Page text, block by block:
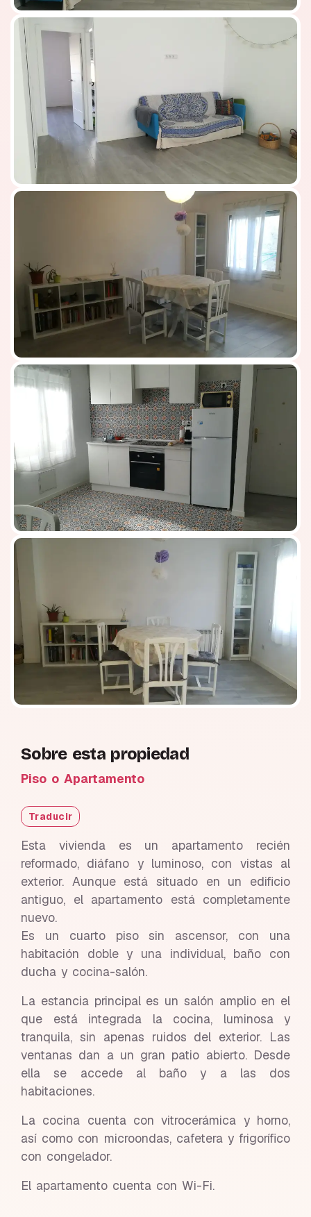
Sobre esta propiedad
Piso o Apartamento
Traducir
Esta vivienda es un apartamento recién
reformado, diáfano y luminoso, con vistas al
exterior. Aunque está situado en un edificio
antiguo, el apartamento está completamente
nuevo.
Es un cuarto piso sin ascensor, con una
habitación doble y una individual, baño con
ducha y cocina-salón.
La estancia principal es un salón amplio en el
que está integrada la cocina, luminosa y
tranquila, sin apenas ruidos del exterior. Las
ventanas dan a un gran patio abierto. Desde
ella se accede al baño y a las dos
habitaciones.
La cocina cuenta con vitrocerámica y horno,
así como con microondas, cafetera y frigorífico
con congelador.
El apartamento cuenta con Wi-Fi.